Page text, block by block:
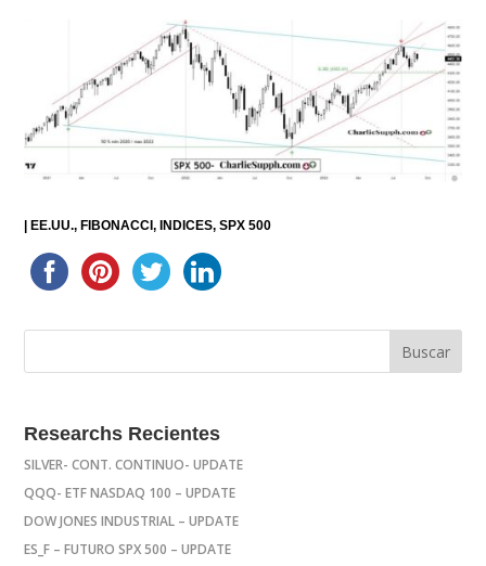
EE.UU. FIBONACCI INDICES SPX 500
Researchs Recientes
SILVER- CONT. CONTINUO- UPDATE
QQQ- ETF NASDAQ 100 – UPDATE
DOW JONES INDUSTRIAL – UPDATE
ES_F – FUTURO SPX 500 – UPDATE